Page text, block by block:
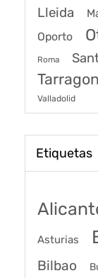
Lleida
Oporto
Roma
Valladolid
Etiquetas
Asturias
Bilbao